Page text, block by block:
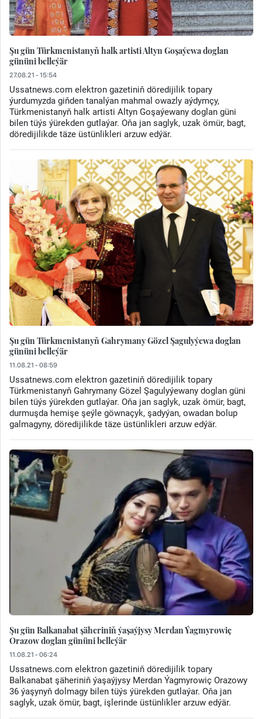
Şu gün Türkmenistanyň halk artisti Altyn Goşaýewa doglan
gününi belleýär
27.08.21 - 15:54
Ussatnews.com elektron gazetiniň döredijilik topary
ýurdumyzda giňden tanalýan mahmal owazly aýdymçy,
Türkmenistanyň halk artisti Altyn Goşaýewany doglan güni
bilen tüýs ýürekden gutlaýar. Oňa jan saglyk, uzak ömür, bagt,
döredijilikde täze üstünlikleri arzuw edýär.
Şu gün Türkmenistanyň Gahrymany Gözel Şagulyýewa doglan
gününi belleýär
11.08.21 - 08:59
Ussatnews.com elektron gazetiniň döredijilik topary
Türkmenistanyň Gahrymany Gözel Şagulyýewany doglan güni
bilen tüýs ýürekden gutlaýar. Oňa jan saglyk, uzak ömür, bagt,
durmuşda hemişe şeýle göwnaçyk, şadyýan, owadan bolup
galmagyny, döredijilikde täze üstünlikleri arzuw edýär.
Şu gün Balkanabat şäheriniň ýaşaýjysy Merdan Ýagmyrowiç
Orazow doglan gününi belleýär
11.08.21 - 06:24
Ussatnews.com elektron gazetiniň döredijilik topary
Balkanabat şäheriniň ýaşaýjysy Merdan Ýagmyrowiç Orazowy
36 ýaşynyň dolmagy bilen tüýs ýürekden gutlaýar. Oňa jan
saglyk, uzak ömür, bagt, işlerinde üstünlikler arzuw edýär.